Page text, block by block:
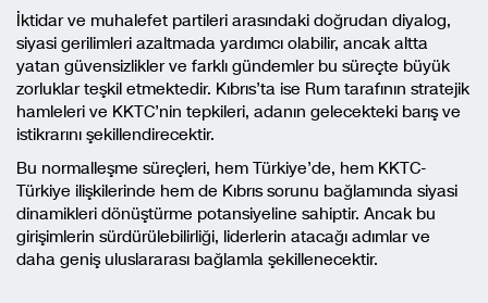
İktidar ve muhalefet partileri arasındaki doğrudan diyalog,
siyasi gerilimleri azaltmada yardımcı olabilir, ancak altta
yatan güvensizlikler ve farklı gündemler bu süreçte büyük
zorluklar teşkil etmektedir. Kıbrıs’ta ise Rum tarafının stratejik
hamleleri ve KKTC’nin tepkileri, adanın gelecekteki barış ve
istikrarını şekillendirecektir.
Bu normalleşme süreçleri, hem Türkiye’de, hem KKTC-
Türkiye ilişkilerinde hem de Kıbrıs sorunu bağlamında siyasi
dinamikleri dönüştürme potansiyeline sahiptir. Ancak bu
girişimlerin sürdürülebilirliği, liderlerin atacağı adımlar ve
daha geniş uluslararası bağlamla şekillenecektir.